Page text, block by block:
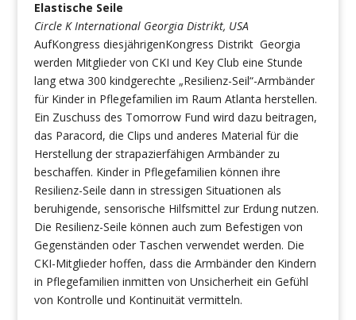
Elastische Seile
Circle K International Georgia Distrikt, USA
AufKongress diesjährigenKongress Distrikt Georgia
werden Mitglieder von CKI und Key Club eine Stunde
lang etwa 300 kindgerechte „Resilienz-Seil“-Armbänder
für Kinder in Pflegefamilien im Raum Atlanta herstellen.
Ein Zuschuss des Tomorrow Fund wird dazu beitragen,
das Paracord, die Clips und anderes Material für die
Herstellung der strapazierfähigen Armbänder zu
beschaffen. Kinder in Pflegefamilien können ihre
Resilienz-Seile dann in stressigen Situationen als
beruhigende, sensorische Hilfsmittel zur Erdung nutzen.
Die Resilienz-Seile können auch zum Befestigen von
Gegenständen oder Taschen verwendet werden. Die
CKI-Mitglieder hoffen, dass die Armbänder den Kindern
in Pflegefamilien inmitten von Unsicherheit ein Gefühl
von Kontrolle und Kontinuität vermitteln.